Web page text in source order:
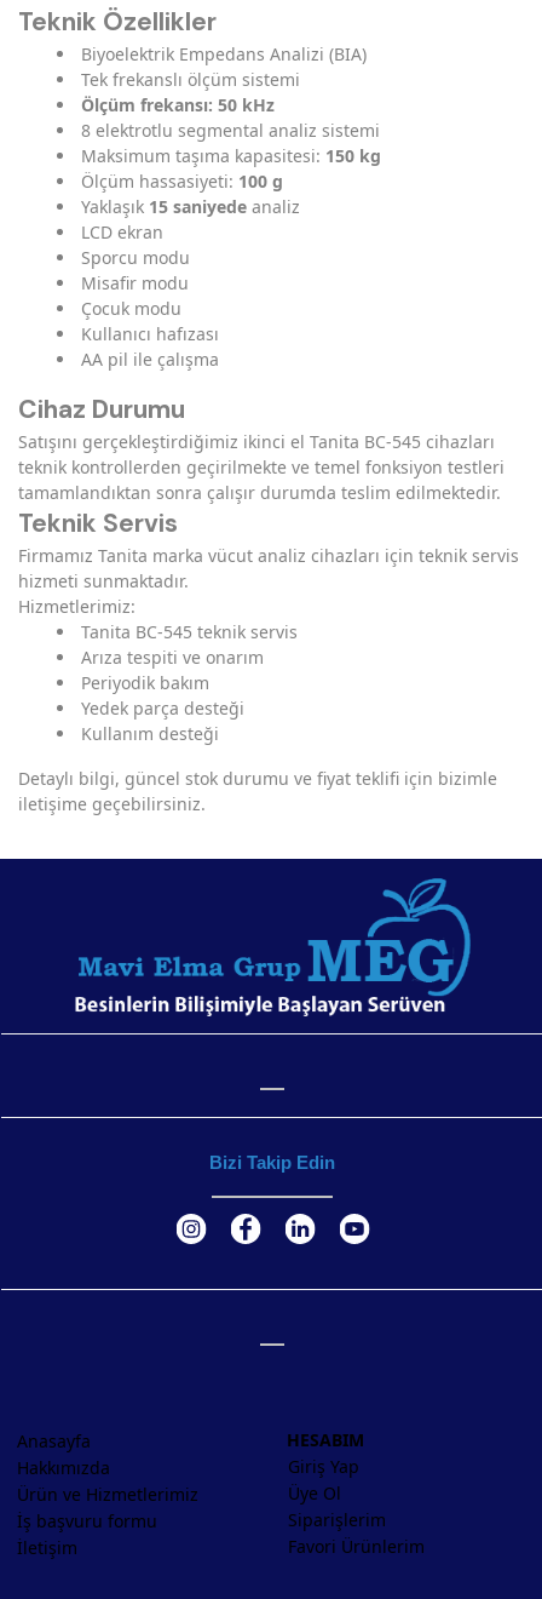
Teknik Özellikler
Biyoelektrik Empedans Analizi (BIA)
Tek frekanslı ölçüm sistemi
Ölçüm frekansı: 50 kHz
8 elektrotlu segmental analiz sistemi
Maksimum taşıma kapasitesi: 150 kg
Ölçüm hassasiyeti: 100 g
Yaklaşık 15 saniyede analiz
LCD ekran
Sporcu modu
Misafir modu
Çocuk modu
Kullanıcı hafızası
AA pil ile çalışma
Cihaz Durumu
Satışını gerçekleştirdiğimiz ikinci el Tanita BC-545 cihazları
teknik kontrollerden geçirilmekte ve temel fonksiyon testleri
tamamlandıktan sonra çalışır durumda teslim edilmektedir.
Teknik Servis
Firmamız Tanita marka vücut analiz cihazları için teknik servis
hizmeti sunmaktadır.
Hizmetlerimiz:
Tanita BC-545 teknik servis
Arıza tespiti ve onarım
Periyodik bakım
Yedek parça desteği
Kullanım desteği
Detaylı bilgi, güncel stok durumu ve fiyat teklifi için bizimle
iletişime geçebilirsiniz.
Bizi Takip Edin
Anasayfa
Hakkımızda
Ürün ve Hizmetlerimiz
İş başvuru formu
İletişim
HESABIM
Giriş Yap
Üye Ol
Siparişlerim
Favori Ürünlerim